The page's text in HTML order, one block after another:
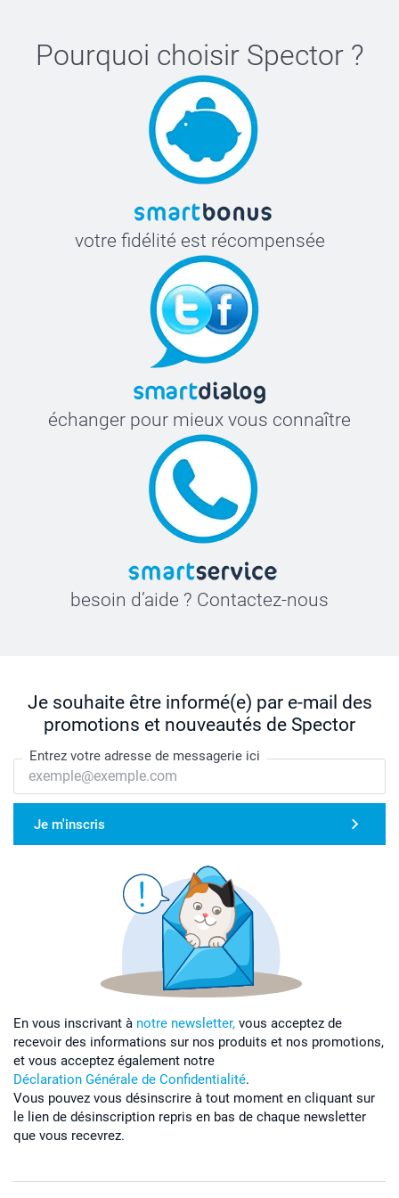
Pourquoi choisir Spector?
votre fidélité est récompensée
échanger pour mieux vous connaître
besoin d’aide ? Contactez-nous
Je souhaite être informé(e) par e-mail des
promotions et nouveautés de Spector
Entrez votre adresse de messagerie ici
Je m'inscris
En vous inscrivant à notre newsletter, vous acceptez de
recevoir des informations sur nos produits et nos promotions,
et vous acceptez également notre
Déclaration Générale de Confidentialité.
Vous pouvez vous désinscrire à tout moment en cliquant sur
le lien de désinscription repris en bas de chaque newsletter
que vous recevrez.